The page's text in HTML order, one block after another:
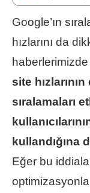
Google’ın
hızlarını da
haberlerimizde
site
sıralamaları
kullandığına
Eğer bu